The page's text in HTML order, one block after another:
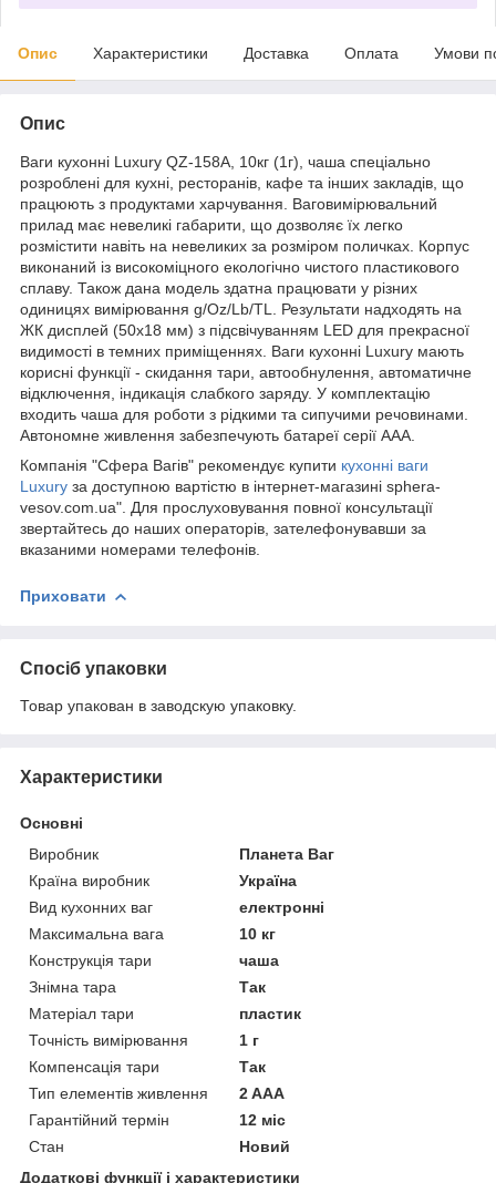
Опис Характеристики Доставка Оплата Умови
Опис
Ваги кухонні Luxury QZ-158A, 10кг (1г), чаша спеціально
розроблені для кухні, ресторанів, кафе та інших закладів, що
працюють з продуктами харчування. Ваговимірювальний
прилад має невеликі габарити, що дозволяє їх легко
розмістити навіть на невеликих за розміром поличках. Корпус
виконаний із високоміцного екологічно чистого пластикового
сплаву. Також дана модель здатна працювати у різних
одиницях вимірювання g/Oz/Lb/TL. Результати надходять на
ЖК дисплей (50х18 мм) з підсвічуванням LED для прекрасної
видимості в темних приміщеннях. Ваги кухонні Luxury мають
корисні функції - скидання тари, автообнулення, автоматичне
відключення, індикація слабкого заряду. У комплектацію
входить чаша для роботи з рідкими та сипучими речовинами.
Автономне живлення забезпечують батареї серії ААА.
Компанія "Сфера Вагів" рекомендує купити кухонні ваги
Luxury за доступною вартістю в інтернет-магазині sphera-
vesov.com.ua". Для прослуховування повної консультації
звертайтесь до наших операторів, зателефонувавши за
вказаними номерами телефонів.
Приховати
Спосіб упаковки
Товар упакован в заводскую упаковку.
Характеристики
Основні
Виробник
Планета Ваг
Країна виробник
Україна
Вид кухонних ваг
електронні
Максимальна вага
10 кг
Конструкція тари
чаша
Знімна тара
Так
Матеріал тари
пластик
Точність вимірювання
1 г
Компенсація тари
Так
Тип елементів живлення
2 AAA
Гарантійний термін
12 міс
Стан
Новий
Додаткові функції і характеристики